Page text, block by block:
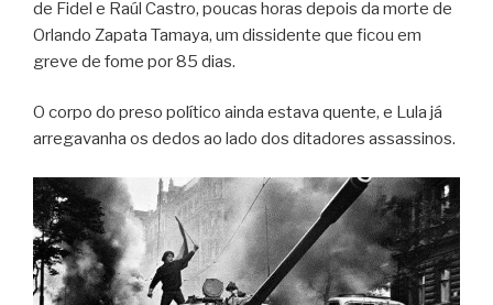
de Fidel e Raúl Castro, poucas horas depois da morte de
Orlando Zapata Tamaya, um dissidente que ficou em
greve de fome por 85 dias.
O corpo do preso político ainda estava quente, e Lula já
arregavanha os dedos ao lado dos ditadores assassinos.